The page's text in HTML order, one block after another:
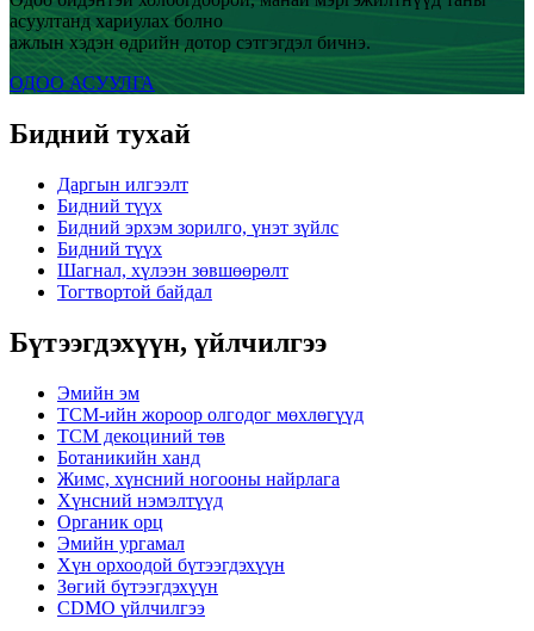
асуултанд хариулах болно
ажлын хэдэн өдрийн дотор сэтгэгдэл бичнэ.
ОДОО АСУУЛГА
Бидний тухай
Даргын илгээлт
Бидний түүх
Бидний эрхэм зорилго, үнэт зүйлс
Бидний түүх
Шагнал, хүлээн зөвшөөрөлт
Тогтвортой байдал
Бүтээгдэхүүн, үйлчилгээ
Эмийн эм
TCM-ийн жороор олгодог мөхлөгүүд
TCM декоциний төв
Ботаникийн ханд
Жимс, хүнсний ногооны найрлага
Хүнсний нэмэлтүүд
Органик орц
Эмийн ургамал
Хүн орхоодой бүтээгдэхүүн
Зөгий бүтээгдэхүүн
CDMO үйлчилгээ